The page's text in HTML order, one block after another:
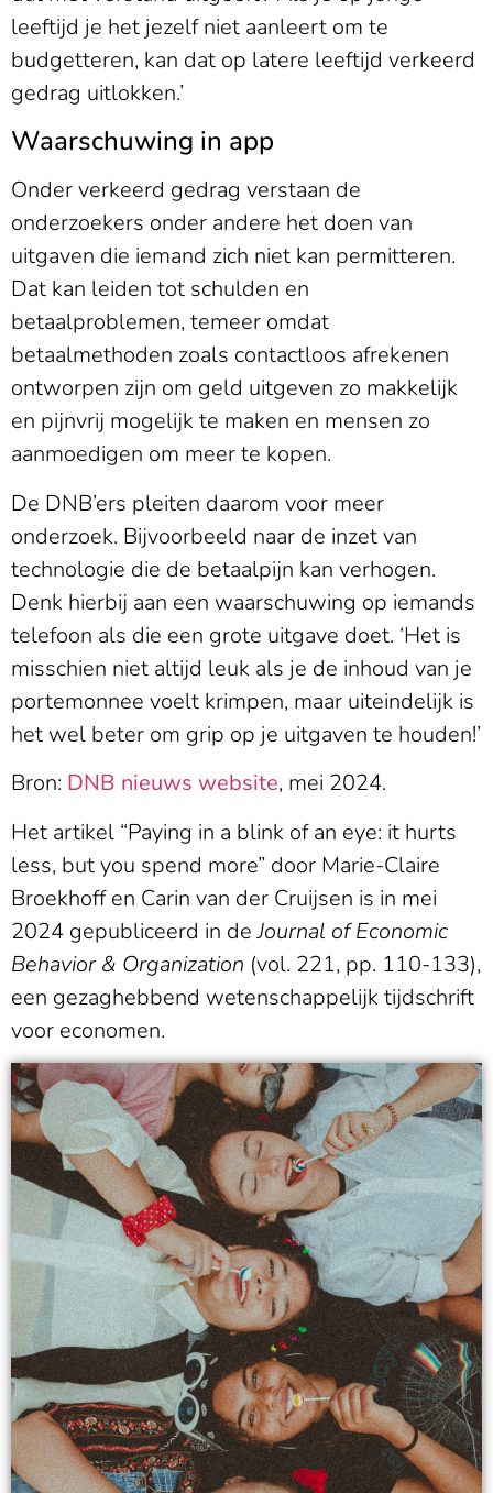
leeftijd je het jezelf niet aanleert om te
budgetteren, kan dat op latere leeftijd verkeerd
gedrag uitlokken.’
Waarschuwing in app
Onder verkeerd gedrag verstaan de
onderzoekers onder andere het doen van
uitgaven die iemand zich niet kan permitteren.
Dat kan leiden tot schulden en
betaalproblemen, temeer omdat
betaalmethoden zoals contactloos afrekenen
ontworpen zijn om geld uitgeven zo makkelijk
en pijnvrij mogelijk te maken en mensen zo
aanmoedigen om meer te kopen.
De DNB’ers pleiten daarom voor meer
onderzoek. Bijvoorbeeld naar de inzet van
technologie die de betaalpijn kan verhogen.
Denk hierbij aan een waarschuwing op iemands
telefoon als die een grote uitgave doet. ‘Het is
misschien niet altijd leuk als je de inhoud van je
portemonnee voelt krimpen, maar uiteindelijk is
het wel beter om grip op je uitgaven te houden!’
Bron: DNB nieuws website, mei 2024.
Het artikel “Paying in a blink of an eye: it hurts
less, but you spend more” door Marie-Claire
Broekhoff en Carin van der Cruijsen is in mei
2024 gepubliceerd in deJournal of Economic
Behavior & Organization (vol. 221, pp. 110-133),
een gezaghebbend wetenschappelijk tijdschrift
voor economen.